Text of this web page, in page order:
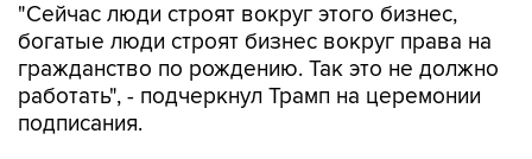
"Сейчас люди строят вокруг этого бизнес,
богатые люди строят бизнес вокруг права на
гражданство по рождению. Так это не должно
работать", - подчеркнул Трамп на церемонии
подписания.